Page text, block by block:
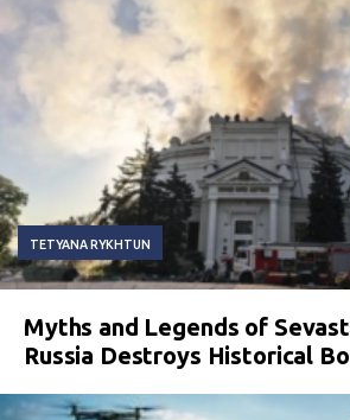
TETYANA RYKHTUN
Myths and Legends of
Russia Destroys Historical